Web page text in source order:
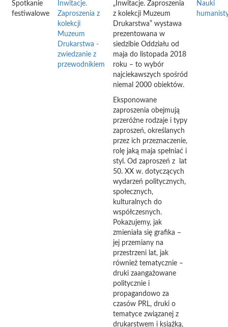
Spotkanie
festiwalowe
Inwitacje.
Zaproszenia z
kolekcji
Muzeum
Drukarstwa -
zwiedzanie z
przewodnikiem
„Inwitacje. Zaproszenia
z kolekcji Muzeum
Drukarstwa” wystawa
prezentowana w
siedzibie Oddziału od
maja do listopada 2018
roku – to wybór
najciekawszych spośród
niemal 2000 obiektów.
Eksponowane
zaproszenia obejmują
przeróżne rodzaje i typy
zaproszeń, określanych
przez ich przeznaczenie,
rolę jaką maja spełniać i
styl. Od zaproszeń z lat
50. XX w. dotyczących
wydarzeń politycznych,
społecznych,
kulturalnych do
współczesnych.
Pokazujemy, jak
zmieniała się grafika –
jej przemiany na
przestrzeni lat, jak
również tematycznie –
druki zaangażowane
politycznie i
propagandowo za
czasów PRL, druki o
tematyce związanej z
drukarstwem i książką,
Nauki